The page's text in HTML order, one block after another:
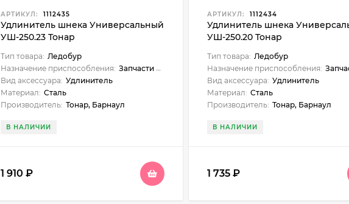
АРТИКУЛ: 1112435
Удлинитель шнека Универсальный
УШ-250.23 Тонар
Тип товара: Ледобур
Назначение приспособления: Запчасти и аксессуары
Вид аксессуара: Удлинитель
Материал: Сталь
Производитель: Тонар, Барнаул
В НАЛИЧИИ
1 910 ₽
АРТИКУЛ: 1112434
Удлинитель шнека
УШ-250.20 Тонар
Тип товара: Ледобур
Назначение приспособления: Запчасти и
Вид аксессуара: Удлинитель
Материал: Сталь
Производитель: Тонар, Барнаул
В НАЛИЧИИ
1 735₽